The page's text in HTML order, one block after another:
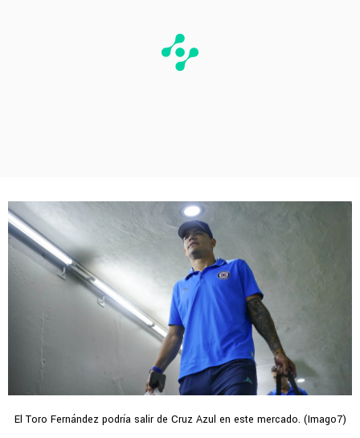
El Toro Fernández podría salir de Cruz Azul en este mercado. (Imago7)